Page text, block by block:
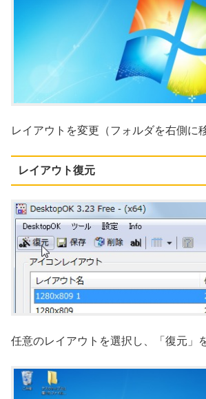
レイアウトを変更（フォルダを右側に
レイアウト復元
任意のレイアウトを選択し、「復元」